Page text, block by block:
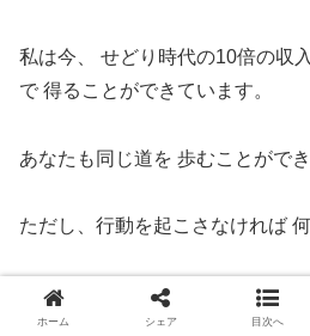
私は今、 せどり時代の10倍の収
で 得ることができています。
あなたも同じ道を 歩むことがで
ただし、行動を起こさなければ
今すぐ第一歩を踏み出してくださ
ホーム シェア 目次へ